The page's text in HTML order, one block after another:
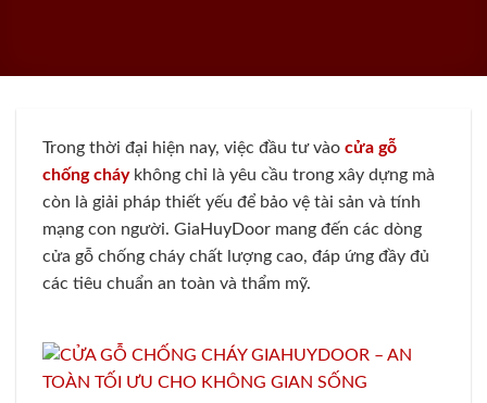
Trong thời đại hiện nay, việc đầu tư vào cửa gỗ
chống cháykhông chỉ là yêu cầu trong xây dựng mà
còn là giải pháp thiết yếu để bảo vệ tài sản và tính
mạng con người. GiaHuyDoor mang đến các dòng
cửa gỗ chống cháy chất lượng cao, đáp ứng đầy đủ
các tiêu chuẩn an toàn và thẩm mỹ.